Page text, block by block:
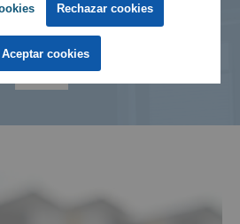
Rechazar cookies
Aceptar cookies
una casa con
reformas